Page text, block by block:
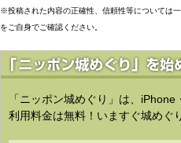
※投稿された内容の正確性、信頼性等については
をご自身でご確認ください。
「ニッポン城めぐり」は、iPhone
利用料金は無料！いますぐ城めぐ